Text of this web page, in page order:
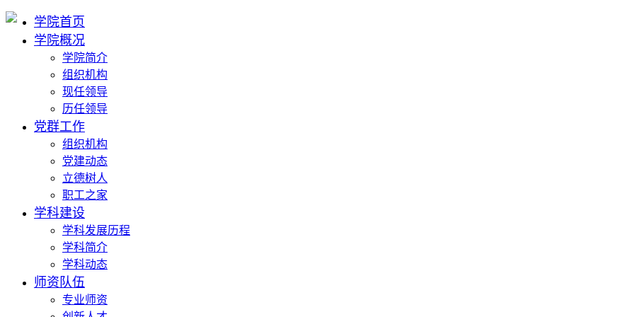
学院首页
学院概况
学院简介
组织机构
现任领导
历任领导
党群工作
组织机构
党建动态
立德树人
职工之家
学科建设
学科发展历程
学科简介
学科动态
师资队伍
专业师资